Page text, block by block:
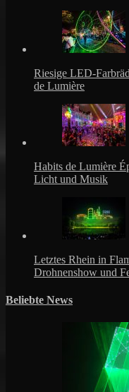
Riesige LED-
de Lumière
Habits de Lumière
Licht und Musik
Letztes Rhein in
Drohnenshow und
Beliebte News